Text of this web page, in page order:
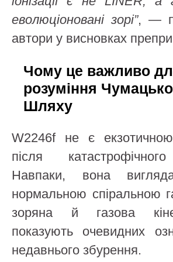
еволюціоновані зорі”, —
автори у висновках
Чому це важливо
розуміння
Шляху
W2246f не є
після
Навпаки, вона
нормальною спіральною
зоряна й газова
показують очевидних
недавнього збурення.